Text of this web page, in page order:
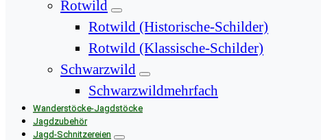
Rotwild
Rotwild (Historische-Schilder)
Rotwild (Klassische-Schilder)
Schwarzwild
Schwarzwildmehrfach
Wanderstöcke-Jagdstöcke
Jagdzubehör
Jagd-Schnitzereien